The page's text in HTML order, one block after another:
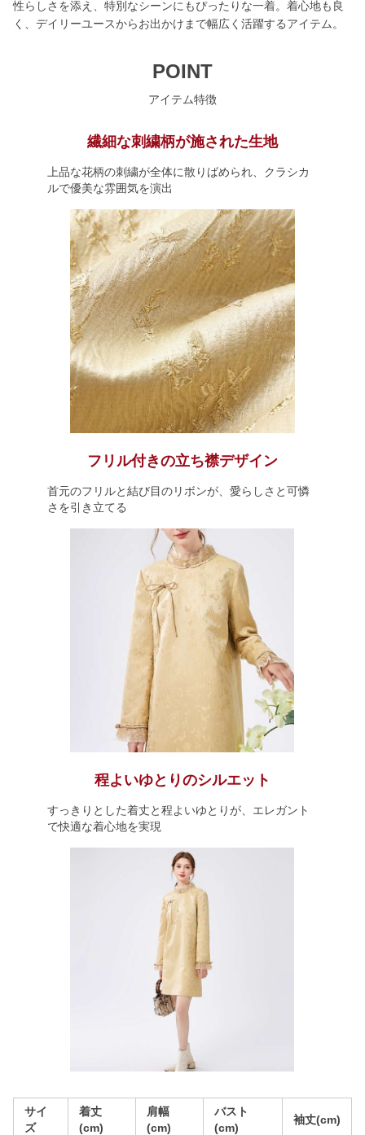
性らしさを添え、特別なシーンにもぴったりな一着。着心地も良
く、デイリーユースからお出かけまで幅広く活躍するアイテム。
POINT
アイテム特徴
繊細な刺繍柄が施された生地
上品な花柄の刺繍が全体に散りばめられ、クラシカ
ルで優美な雰囲気を演出
フリル付きの立ち襟デザイン
首元のフリルと結び目のリボンが、愛らしさと可憐
さを引き立てる
程よいゆとりのシルエット
すっきりとした着丈と程よいゆとりが、エレガント
で快適な着心地を実現
サイ
ズ
着丈
(cm)
肩幅
(cm)
バスト
(cm)
袖丈(cm)